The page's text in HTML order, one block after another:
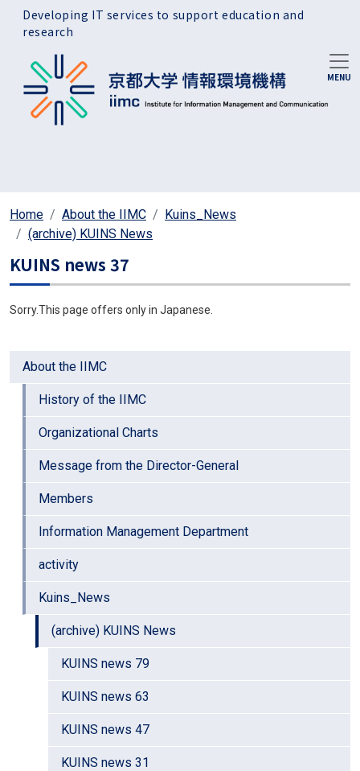
Skip to main content
Developing IT services to support education and
research
Home About the IIMC
Kuins_News
(archive) KUINS News
About the IIMC
History of the IIMC
Organizational Charts
Message from the Director-General
Members
Information Management Department
activity
Kuins_News
(archive) KUINS News
KUINS news 79
KUINS news 63
KUINS news 47
KUINS news 31
KUINS news 37
Sorry.This page offers only in Japanese.